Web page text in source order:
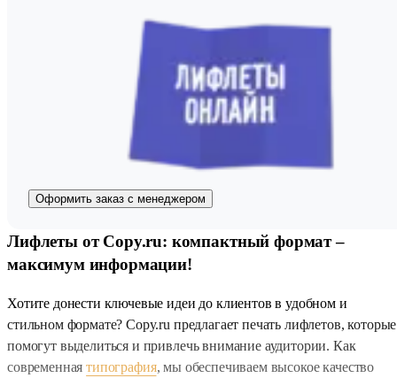
Оформить заказ с менеджером
Лифлеты от Copy.ru: компактный формат –
максимум информации!
Хотите донести ключевые идеи до клиентов в удобном и
стильном формате? Copy.ru предлагает печать лифлетов, которые
помогут выделиться и привлечь внимание аудитории. Как
современнаятипография, мы обеспечиваем высокое качество